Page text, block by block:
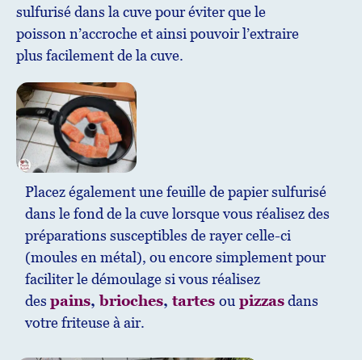
sulfurisé dans la cuve pour éviter que le
poisson n’accroche et ainsi pouvoir l’extraire
plus facilement de la cuve.
Placez également une feuille de papier sulfurisé
dans le fond de la cuve lorsque vous réalisez des
préparations susceptibles de rayer celle-ci
(moules en métal), ou encore simplement pour
faciliter le démoulage si vous réalisez
despains,brioches,tartes ou pizzasdans
votre friteuse à air.